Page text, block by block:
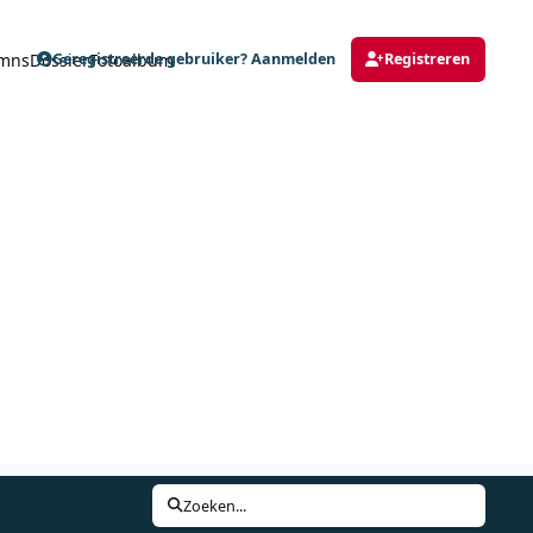
DossierFotoalbum
Geregistreerde gebruiker? Aanmelden Registreren
Zoeken...